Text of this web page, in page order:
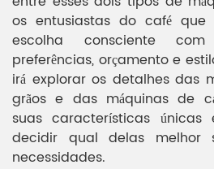
os entusiastas do café que
escolha consciente
preferências, orçamento e
irá explorar os detalhes das
grãos e das máquinas de
suas características
decidir qual delas melhor
necessidades.